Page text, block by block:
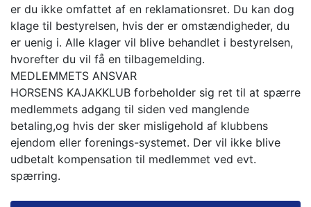
er du ikke omfattet af en reklamationsret. Du kan dog
klage til bestyrelsen, hvis der er omstændigheder, du
er uenig i. Alle klager vil blive behandlet i bestyrelsen,
hvorefter du vil få en tilbagemelding.
MEDLEMMETS ANSVAR
HORSENS KAJAKKLUB forbeholder sig ret til at spærre
medlemmets adgang til siden ved manglende
betaling,og hvis der sker misligehold af klubbens
ejendom eller forenings-systemet. Der vil ikke blive
udbetalt kompensation til medlemmet ved evt.
spærring.